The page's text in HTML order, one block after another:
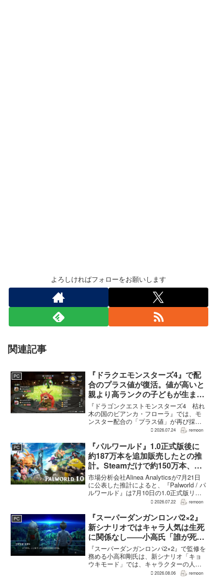
よろしければフォローをお願いします
関連記事
PC
『ドラクエモンスターズ4』で配
合のプラス値が復活。値が高いと
親より高ランクの子どもが生まれ
ることも
『ドラゴンクエストモンスターズ4 枯れ
木の国のビアンカ・フローラ』では、モ
ンスター配合の「プラス値」が再び採用
される。配合を繰り返すことで数値が増
が高くなる補正がかかる。前作『ドラゴ
ンクエストモンスターズ...
2026.07.24 remoon
PC
『パルワールド』1.0正式版後に
約187万本を追加販売したとの推
計。Steamだけで約150万本、累
計3050万本規模
市場分析会社Alinea Analyticsが7月21日
に公表した推計によると、『Palworld / パ
ルワールド』は7月10日の1.0正式版リリ
ース後、Steamで約150万本、PS5で約30
各プ...
2026.07.22 remoon
PC
『スーパーダンガンロンパ2×2』
新シナリオではキャラ人気は生死
に関係なし――小高氏「誰が死ん
でもヘイトメールは送らないで」
『スーパーダンガンロンパ2×2』で監修を
務める小高和剛氏は、新シナリオ「キョ
ウキモード」では、キャラクターの人気
にかかわらず退場させるとRPG Siteのイ
2026.08.06 remoon